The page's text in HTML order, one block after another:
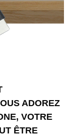
ADOREZ
VOTRE
ÊTRE